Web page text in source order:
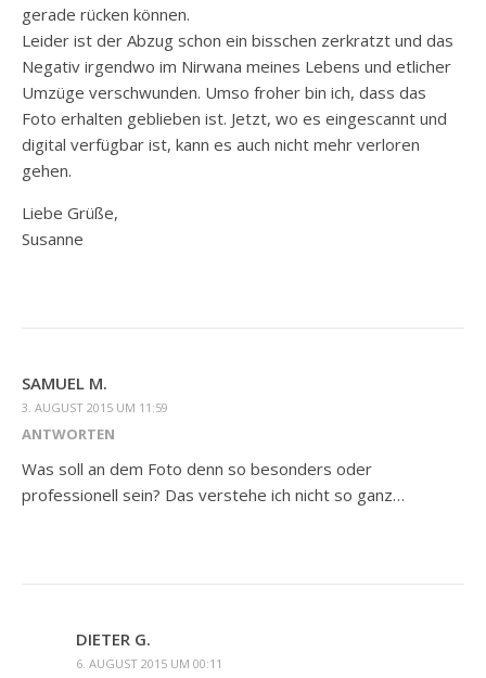
gerade rücken können.
Leider ist der Abzug schon ein bisschen zerkratzt und das
Negativ irgendwo im Nirwana meines Lebens und etlicher
Umzüge verschwunden. Umso froher bin ich, dass das
Foto erhalten geblieben ist. Jetzt, wo es eingescannt und
digital verfügbar ist, kann es auch nicht mehr verloren
gehen.
Liebe Grüße,
Susanne
SAMUEL M.
3. AUGUST 2015 UM 11:59
ANTWORTEN
Was soll an dem Foto denn so besonders oder
professionell sein? Das verstehe ich nicht so ganz…
DIETER G.
6. AUGUST 2015 UM 00:11